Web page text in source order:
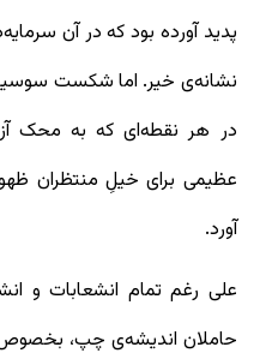
پدید آورده بود که در آن
نشانه‌ی خیر. اما شکست
در هر نقطه‌ای که به محک
عظیمی برای خیلِ منتظران
آورد.
علی رغم تمام انشعابات و